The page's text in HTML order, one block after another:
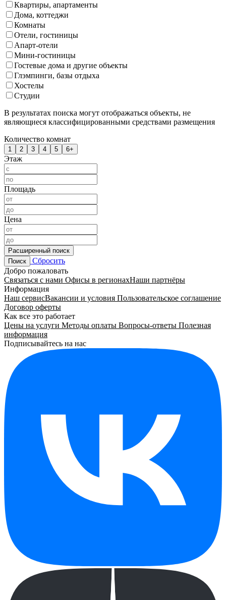
Квартиры, апартаменты
Дома, коттеджи
Комнаты
Отели, гостиницы
Апарт-отели
Мини-гостиницы
Гостевые дома и другие объекты
Глэмпинги, базы отдыха
Хостелы
Студии
В результатах поиска могут отображаться объекты, не
являющиеся классифицированными средствами размещения
Количество комнат
1 2 3 4 5 6+
Этаж
Площадь
Цена
Расширенный поиск
Поиск
Сбросить
Добро пожаловать
Связаться с нами Офисы в регионахНаши партнёры
Информация
Наш сервисВакансии и условия Пользовательское соглашение
Договор оферты
Как все это работает
Цены на услуги Методы оплаты Вопросы-ответы Полезная
информация
Подписывайтесь на нас